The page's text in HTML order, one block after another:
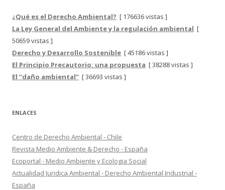
¿Qué es el Derecho Ambiental? [ 176636 vistas ]
La Ley General del Ambiente y la regulación ambiental [
50659 vistas ]
Derecho y Desarrollo Sostenible [ 45186 vistas ]
El Principio Precautorio: una propuesta [ 38288 vistas ]
El “daño ambiental” [ 36693 vistas ]
ENLACES
Centro de Derecho Ambiental - Chile
Revista Medio Ambiente & Derecho - España
Ecoportal - Medio Ambiente y Ecologia Social
Actualidad Juridica Ambiental - Derecho Ambiental Industrial -
España